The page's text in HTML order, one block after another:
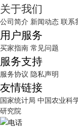
关于我们
公司简介 新闻动态 联系
用户服务
买家指南 常见问题
服务支持
服务协议 隐私声明
友情链接
国家统计局 中国农业科
研究院